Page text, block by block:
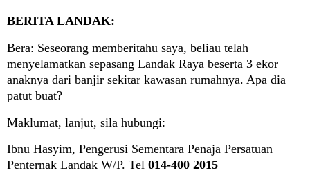
BERITA LANDAK:
Bera: Seseorang memberitahu saya, beliau telah
menyelamatkan sepasang Landak Raya beserta 3 ekor
anaknya dari banjir sekitar kawasan rumahnya. Apa dia
patut buat?
Maklumat, lanjut, sila hubungi:
Ibnu Hasyim, Pengerusi Sementara Penaja Persatuan
Penternak Landak W/P. Tel 014-400 2015